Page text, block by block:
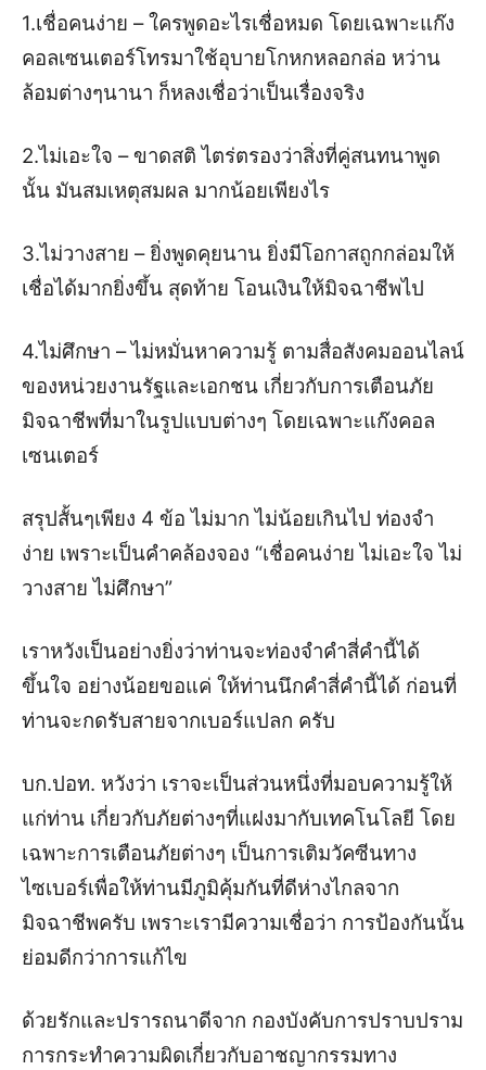
1.เชื่อคนง่าย – ใครพูดอะไรเชื่อหมด โดยเฉพาะแก๊ง
คอลเซนเตอร์โทรมาใช้อุบายโกหกหลอกล่อ หว่าน
ล้อมต่างๆนานา ก็หลงเชื่อว่าเป็นเรื่องจริง
2.ไม่เอะใจ – ขาดสติ ไตร่ตรองว่าสิ่งที่คู่สนทนาพูด
นั้น มันสมเหตุสมผล มากน้อยเพียงไร
3.ไม่วางสาย – ยิ่งพูดคุยนาน ยิ่งมีโอกาสถูกกล่อมให้
เชื่อได้มากยิ่งขึ้น สุดท้าย โอนเงินให้มิจฉาชีพไป
4.ไม่ศึกษา – ไม่หมั่นหาความรู้ ตามสื่อสังคมออนไลน์
ของหน่วยงานรัฐและเอกชน เกี่ยวกับการเตือนภัย
มิจฉาชีพที่มาในรูปแบบต่างๆ โดยเฉพาะแก๊งคอล
เซนเตอร์
สรุปสั้นๆเพียง 4 ข้อ ไม่มาก ไม่น้อยเกินไป ท่องจำ
ง่าย เพราะเป็นคำคล้องจอง “เชื่อคนง่าย ไม่เอะใจ ไม่
วางสาย ไม่ศึกษา”
เราหวังเป็นอย่างยิ่งว่าท่านจะท่องจำคำสี่คำนี้ได้
ขึ้นใจ อย่างน้อยขอแค่ ให้ท่านนึกคำสี่คำนี้ได้ ก่อนที่
ท่านจะกดรับสายจากเบอร์แปลก ครับ
บก.ปอท. หวังว่า เราจะเป็นส่วนหนึ่งที่มอบความรู้ให้
แก่ท่าน เกี่ยวกับภัยต่างๆที่แฝงมากับเทคโนโลยี โดย
เฉพาะการเตือนภัยต่างๆ เป็นการเติมวัคซีนทาง
ไซเบอร์เพื่อให้ท่านมีภูมิคุ้มกันที่ดีห่างไกลจาก
มิจฉาชีพครับ เพราะเรามีความเชื่อว่า การป้องกันนั้น
ย่อมดีกว่าการแก้ไข
ด้วยรักและปรารถนาดีจาก กองบังคับการปราบปราม
การกระทำความผิดเกี่ยวกับอาชญากรรมทาง